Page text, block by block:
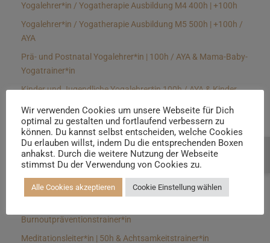
Yogalehrer*in / Yogatherapie Ausbildung M4 400h | +100h
Yogalehrer*in / Yogatherapie Ausbildung M5 500h | +100h /
AYA
Prä- und Postnatal Yogalehrer*in | 100h / AYA & Mama-Baby-
Yogatrainer*in
Kinder und Jugendliche Yogalehrer*in 100h / AYA & Kinder
Yin Yogalehrer*in | 100 h & Faszientrainer*in
Hormon Yogalehrer*in / Yogatherapeut*in &
Stressmanagementtrainer*in | 70h
Longevitytrainer*in
Burnoutpräventionstrainer*in
Meditationsleiter*in | 50h & Achtsamkeitstrainer*in
Wir verwenden Cookies um unsere Webseite für Dich
optimal zu gestalten und fortlaufend verbessern zu
können. Du kannst selbst entscheiden, welche Cookies
Du erlauben willst, indem Du die entsprechenden Boxen
anhakst. Durch die weitere Nutzung der Webseite
stimmst Du der Verwendung von Cookies zu.
Alle Cookies akzeptieren Cookie Einstellung wählen
Beratung buchen